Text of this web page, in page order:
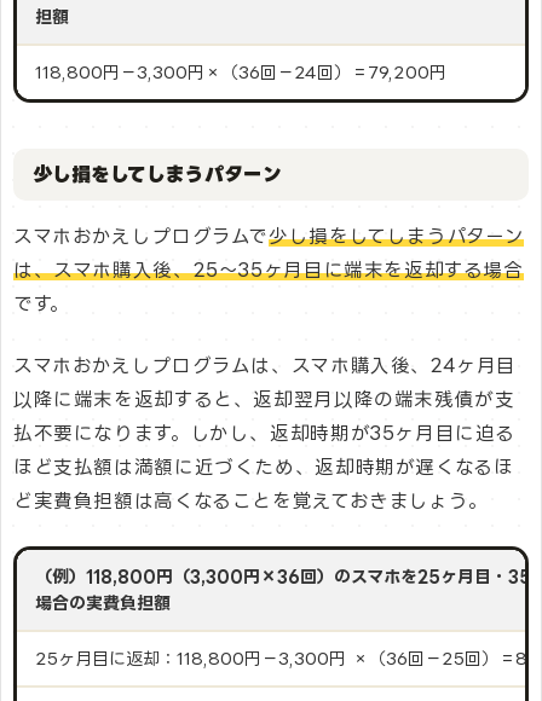
担額
118,800円－3,300円×（36回－24回）＝79,200円
少し損をしてしまうパターン
スマホおかえしプログラムで少し損をしてしまうパターン
は、スマホ購入後、25～35ヶ月目に端末を返却する場合
です。
スマホおかえしプログラムは、スマホ購入後、24ヶ月目
以降に端末を返却すると、返却翌月以降の端末残債が支
払不要になります。しかし、返却時期が35ヶ月目に迫る
ほど支払額は満額に近づくため、返却時期が遅くなるほ
ど実費負担額は高くなることを覚えておきましょう。
（例）118,800円（3,300円×36回）のスマホを25ヶ月目・35
場合の実費負担額
25ヶ月目に返却：118,800円－3,300円 ×（36回－25回）＝